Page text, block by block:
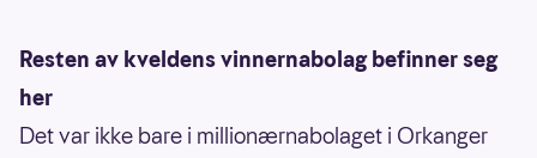
Resten av kveldens vinnernabolag befinner seg
her
Det var ikke bare i millionærnabolaget i Orkanger